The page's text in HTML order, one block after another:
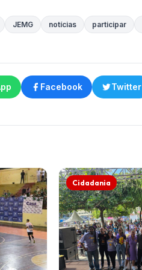
JEMG notícias participar
Facebook Twitter
Cidadania